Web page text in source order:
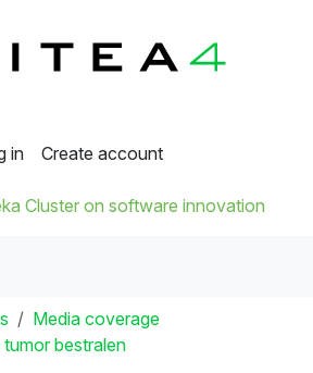
in Create account
Cluster on software innovation
Media coverage
bestralen